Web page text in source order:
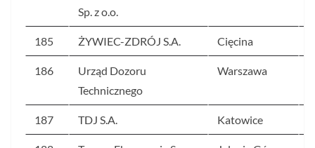
Sp. z o.o.
185 ŻYWIEC-ZDRÓJ S.A. Cięcina
186
Urząd Dozoru
Technicznego
Warszawa
187 TDJ S.A. Katowice